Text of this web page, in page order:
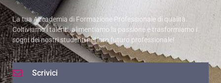
La tua Accademia di Formazione Professionale di qualità.
Coltiviamo i talenti, alimentiamo la passione e trasformiamo i
sogni dei nostri studenti nel loro futuro professionale!
Scrivici